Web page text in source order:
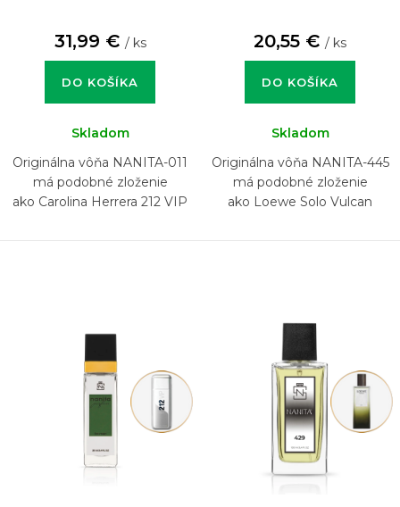
31,99 € / ks
DO KOŠÍKA
Skladom
Originálna vôňa NANITA-011
má podobné zloženie
ako Carolina Herrera 212 VIP
20,55 € / ks
DO KOŠÍKA
Skladom
Originálna vôňa NANITA-445
má podobné zloženie
ako Loewe Solo Vulcan